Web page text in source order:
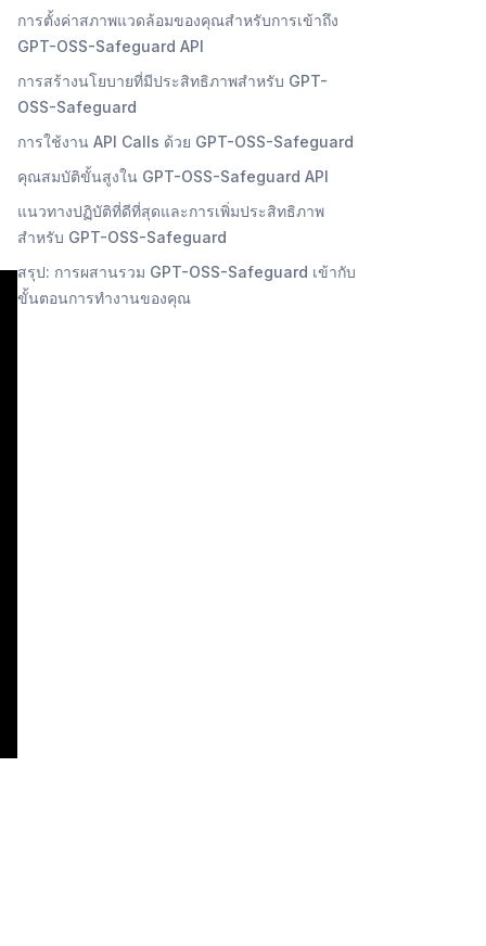
การตั้งค่าสภาพแวดล้อมของคุณสำหรับการเข้าถึง
GPT-OSS-Safeguard API
การสร้างนโยบายที่มีประสิทธิภาพสำหรับ GPT-
OSS-Safeguard
การใช้งาน API Calls ด้วย GPT-OSS-Safeguard
คุณสมบัติขั้นสูงใน GPT-OSS-Safeguard API
แนวทางปฏิบัติที่ดีที่สุดและการเพิ่มประสิทธิภาพ
สำหรับ GPT-OSS-Safeguard
สรุป: การผสานรวม GPT-OSS-Safeguard เข้ากับ
ขั้นตอนการทำงานของคุณ